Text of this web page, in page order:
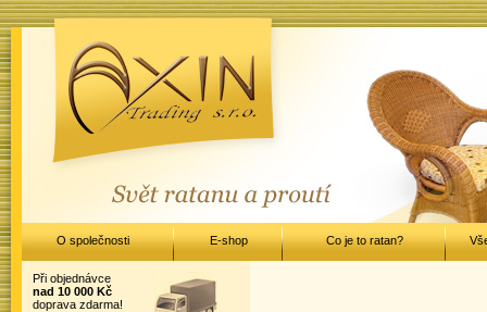
Při objednávce
nad 10 000 Kč
doprava zdarma!
O společnosti E-shop Co je to ratan?